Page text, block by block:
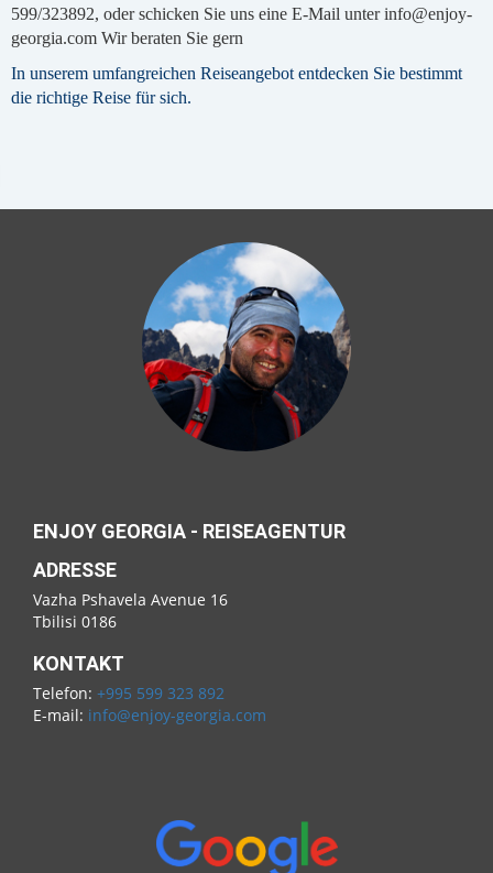
599/323892, oder schicken Sie uns eine E-Mail unter info@enjoy-
georgia.com Wir beraten Sie gern
In unserem umfangreichen Reiseangebot entdecken Sie bestimmt
die richtige Reise für sich.
ENJOY GEORGIA - REISEAGENTUR
ADRESSE
Vazha Pshavela Avenue 16
Tbilisi 0186
KONTAKT
Telefon: +995 599 323 892
E-mail: info@enjoy-georgia.com